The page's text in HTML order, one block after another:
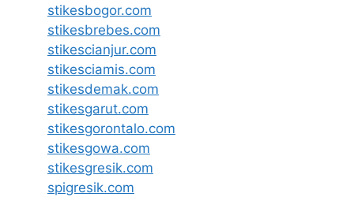
stikesbogor.com
stikesbrebes.com
stikescianjur.com
stikesciamis.com
stikesdemak.com
stikesgarut.com
stikesgorontalo.com
stikesgowa.com
stikesgresik.com
spigresik.com